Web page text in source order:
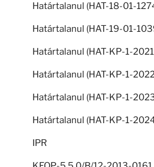
Határtalanul (HAT-18-01-
Határtalanul (HAT-19-01-
Határtalanul (HAT-KP-1-
Határtalanul (HAT-KP-1-
Határtalanul (HAT-KP-1-
Határtalanul (HAT-KP-1-
IPR